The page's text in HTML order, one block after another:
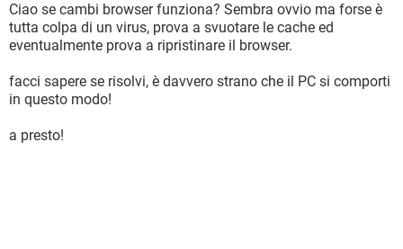
Ciao se cambi browser funziona? Sembra ovvio ma forse è
tutta colpa di un virus, prova a svuotare le cache ed
eventualmente prova a ripristinare il browser.
facci sapere se risolvi, è davvero strano che il PC si comporti
in questo modo!
a presto!